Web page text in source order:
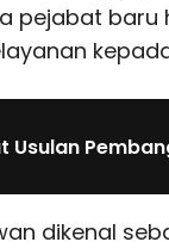
pejabat
Usulan
dikenal